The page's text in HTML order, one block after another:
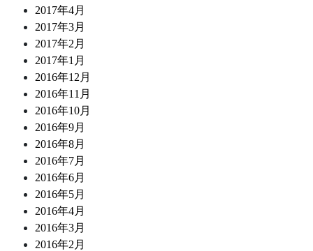
2017年4月
2017年3月
2017年2月
2017年1月
2016年12月
2016年11月
2016年10月
2016年9月
2016年8月
2016年7月
2016年6月
2016年5月
2016年4月
2016年3月
2016年2月